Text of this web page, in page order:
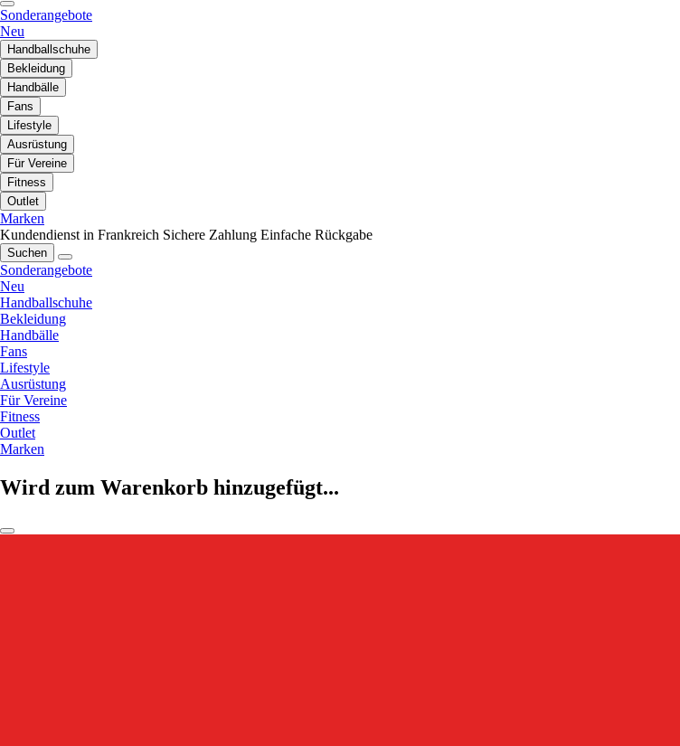
Sonderangebote
Neu
Handballschuhe
Bekleidung
Handbälle
Fans
Lifestyle
Ausrüstung
Für Vereine
Fitness
Outlet
Marken
Kundendienst in Frankreich Sichere Zahlung Einfache Rückgabe
Suchen
Sonderangebote
Neu
Handballschuhe
Bekleidung
Handbälle
Fans
Lifestyle
Ausrüstung
Für Vereine
Fitness
Outlet
Marken
Wird zum Warenkorb hinzugefügt...